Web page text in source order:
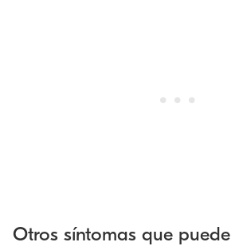
Otros síntomas que puede